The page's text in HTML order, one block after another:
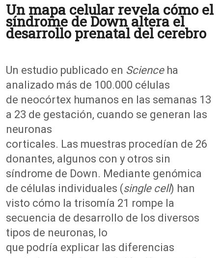
Un mapa celular revela cómo el
síndrome de Down altera el
desarrollo prenatal del cerebro
Un estudio publicado en Scienceha
analizado más de 100.000 células
de neocórtex humanos en las semanas 13
a 23 de gestación, cuando se generan las
neuronas
corticales. Las muestras procedían de 26
donantes, algunos con y otros sin
síndrome de Down. Mediante genómica
de células individuales (single cell) han
visto cómo la trisomía 21 rompe la
secuencia de desarrollo de los diversos
tipos de neuronas, lo
que podría explicar las diferencias